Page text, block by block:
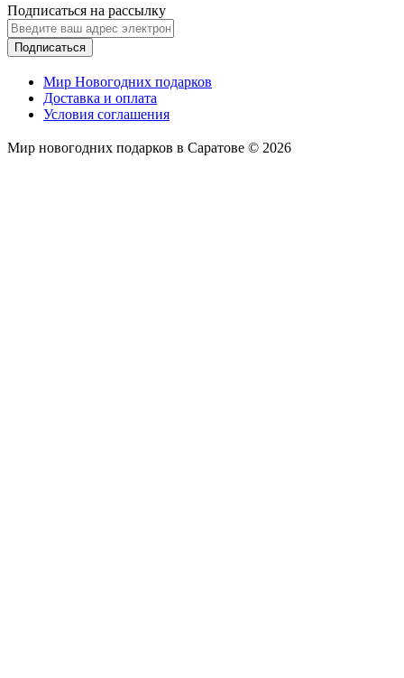
Подписаться на рассылку
Подписаться
Мир Новогодних подарков
Доставка и оплата
Условия соглашения
Мир новогодних подарков в Саратове © 2026